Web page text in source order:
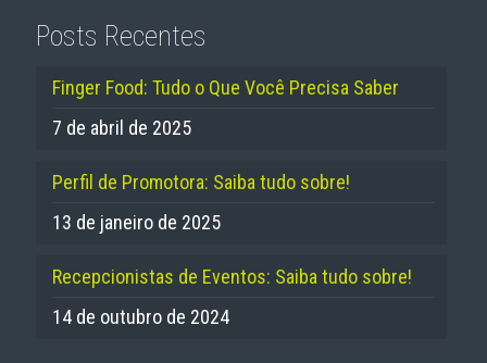
Posts Recentes
Finger Food: Tudo o Que Você Precisa Saber
7 de abril de 2025
Perfil de Promotora: Saiba tudo sobre!
13 de janeiro de 2025
Recepcionistas de Eventos: Saiba tudo sobre!
14 de outubro de 2024